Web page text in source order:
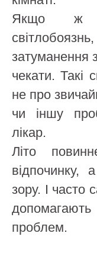
Якщо ж
затуманення
чекати. Такі
не про
чи іншу
лікар.
Літо
відпочинку,
зору. І часто
проблем.